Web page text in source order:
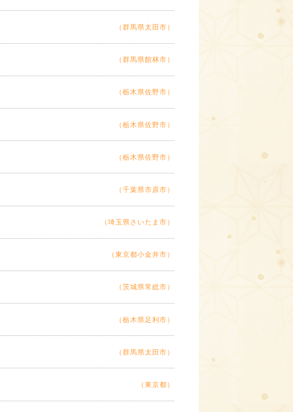
（群馬県太田市）
（群馬県館林市）
（栃木県佐野市）
（栃木県佐野市）
（栃木県佐野市）
（千葉県市原市）
（埼玉県さいたま市）
（東京都小金井市）
（茨城県常総市）
（栃木県足利市）
（群馬県太田市）
（東京都）